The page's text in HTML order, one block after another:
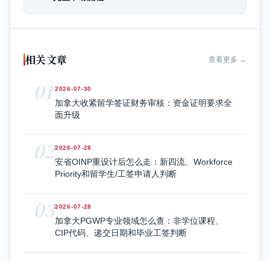
相关文章 查看更多 →
01 2026-07-30
加拿大收紧留学签证财务审核：资金证明要求全
面升级
022026-07-28
安省OINP重设计后怎么走：新四流、Workforce
Priority和留学生/工签申请人判断
032026-07-28
加拿大PGWP专业领域怎么查：非学位课程、
CIP代码、递交日期和毕业工签判断